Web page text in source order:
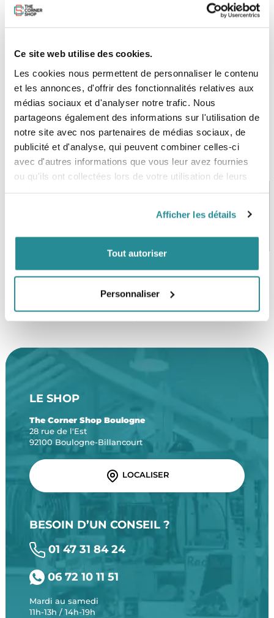
Ce site web utilise des cookies.
Les cookies nous permettent de personnaliser le contenu
et les annonces, d'offrir des fonctionnalités relatives aux
médias sociaux et d'analyser notre trafic. Nous
partageons également des informations sur l'utilisation de
notre site avec nos partenaires de médias sociaux, de
publicité et d'analyse, qui peuvent combiner celles-ci
avec d'autres informations que vous leur avez fournies
ou qu'ils ont collectées lors de votre utilisation de leurs
Afficher les détails
Tout autoriser
Personnaliser
Envoi possible - Gratuit !
Téléphone 01 47 31 84 24
CB, VISA, Mastercard, ALMA
Plus de 5000 produits en stock
FRAIS DE PORT OFFERTS
LE SHOP
The Corner Shop Boulogne
28 rue de l'Est
92100 Boulogne-Billancourt
LOCALISER
BESOIN D’UN CONSEIL ?
01 47 31 84 24
06 72 10 11 51
Mardi au samedi
11h-13h / 14h-19h